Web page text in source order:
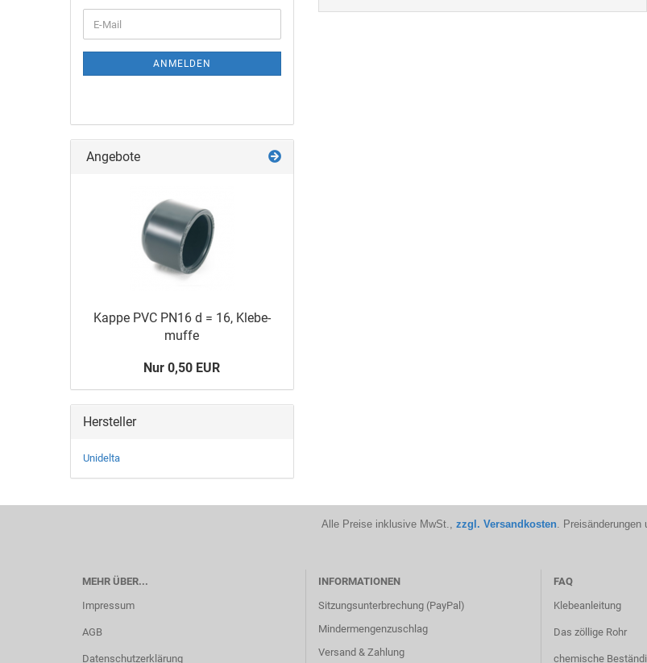
ANMELDEN
Angebote
Kappe PVC PN16 d = 16, Kle­be­
muf­fe
Nur 0,50 EUR
Hersteller
Unidelta
Alle Preise inklusive MwSt., zzgl. Versandkosten. Preisänderungen
MEHR ÜBER...
Impressum
AGB
Datenschutzerklärung
INFORMATIONEN
Sitzungsunterbrechung (PayPal)
Mindermengenzuschlag
Versand & Zahlung
FAQ
Klebeanleitung
Das zöllige Rohr
chemische